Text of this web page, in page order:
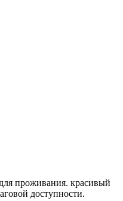
проживания. красивый
доступности.